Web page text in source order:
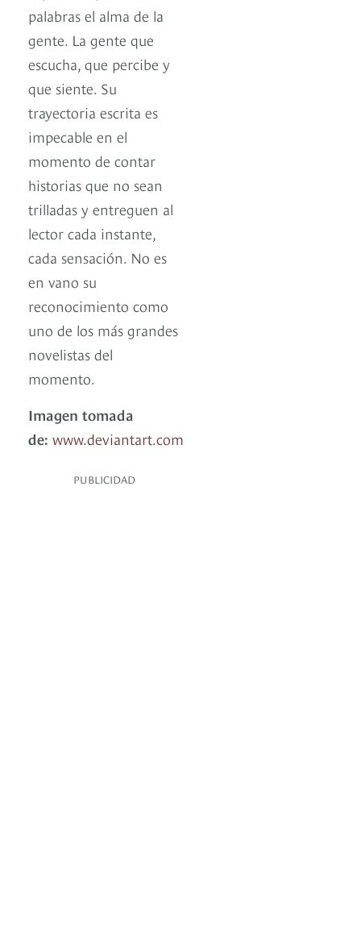
palabras el alma de la
gente. La gente que
escucha, que percibe y
que siente. Su
trayectoria escrita es
impecable en el
momento de contar
historias que no sean
trilladas y entreguen al
lector cada instante,
cada sensación. No es
en vano su
reconocimiento como
uno de los más grandes
novelistas del
momento.
Imagen tomada
de: www.deviantart.com
PUBLICIDAD